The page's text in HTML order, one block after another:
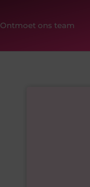
Ontmoet ons team